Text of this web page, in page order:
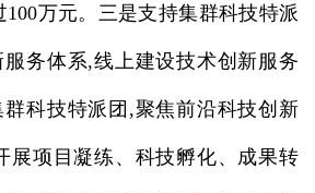
万元。三是支持集群科技特派
务体系,线上建设技术创新服务
科技特派团,聚焦前沿科技创新
展项目凝练、科技孵化、成果转